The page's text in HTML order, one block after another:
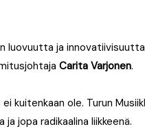
ja
Carita Varjonen.
kuitenkaan ole. Turun
jopa radikaalina liikkeenä.